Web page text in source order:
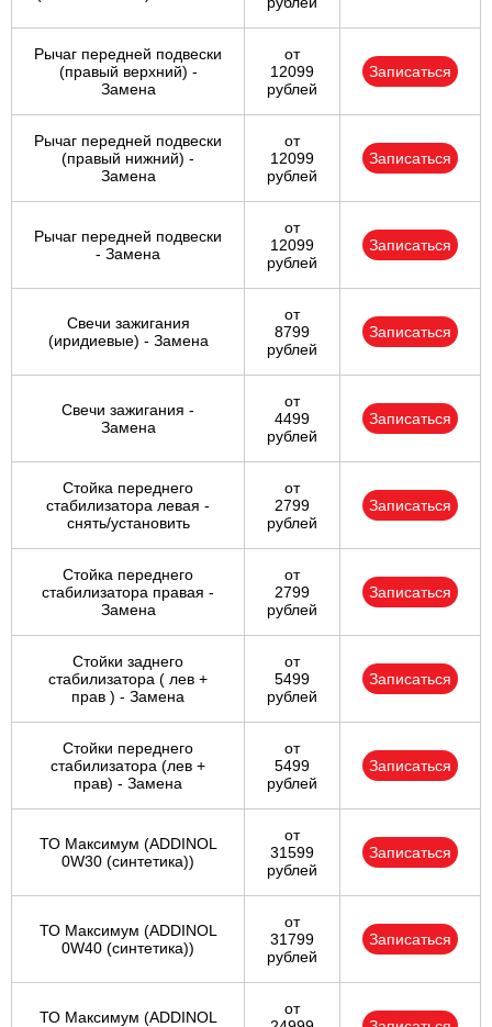
Рычаг передней подвески
(правый верхний) -
Замена
от
12099
рублей
Записаться
Рычаг передней подвески
(правый нижний) -
Замена
от
12099
рублей
Записаться
Рычаг передней подвески
- Замена
от
12099
рублей
Записаться
Свечи зажигания
(иридиевые) - Замена
от
8799
рублей
Записаться
Свечи зажигания -
Замена
от
4499
рублей
Записаться
Стойка переднего
стабилизатора левая -
снять/установить
от
2799
рублей
Записаться
Стойка переднего
стабилизатора правая -
Замена
от
2799
рублей
Записаться
Стойки заднего
стабилизатора ( лев +
прав ) - Замена
от
5499
рублей
Записаться
Стойки переднего
стабилизатора (лев +
прав) - Замена
от
5499
рублей
Записаться
ТО Максимум (ADDINOL
0W30 (синтетика))
от
31599
рублей
Записаться
ТО Максимум (ADDINOL
0W40 (синтетика))
от
31799
рублей
Записаться
ТО Максимум (ADDINOL
от